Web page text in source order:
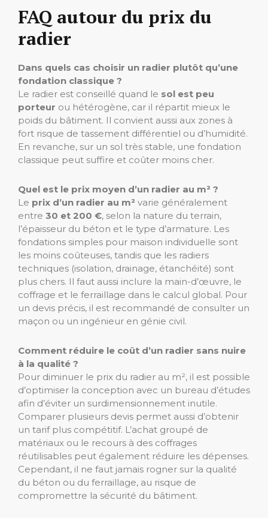
FAQ autour du prix du
radier
Dans quels cas choisir un radier plutôt qu’une
fondation classique ?
Le radier est conseillé quand le sol est peu
porteur ou hétérogène, car il répartit mieux le
poids du bâtiment. Il convient aussi aux zones à
fort risque de tassement différentiel ou d’humidité.
En revanche, sur un sol très stable, une fondation
classique peut suffire et coûter moins cher.
Quel est le prix moyen d’un radier au m² ?
Le prix d’un radier au m² varie généralement
entre 30 et 200 €, selon la nature du terrain,
l’épaisseur du béton et le type d’armature. Les
fondations simples pour maison individuelle sont
les moins coûteuses, tandis que les radiers
techniques (isolation, drainage, étanchéité) sont
plus chers. Il faut aussi inclure la main-d’œuvre, le
coffrage et le ferraillage dans le calcul global. Pour
un devis précis, il est recommandé de consulter un
maçon ou un ingénieur en génie civil.
Comment réduire le coût d’un radier sans nuire
à la qualité ?
Pour diminuer le prix du radier au m², il est possible
d’optimiser la conception avec un bureau d’études
afin d’éviter un surdimensionnement inutile.
Comparer plusieurs devis permet aussi d’obtenir
un tarif plus compétitif. L’achat groupé de
matériaux ou le recours à des coffrages
réutilisables peut également réduire les dépenses.
Cependant, il ne faut jamais rogner sur la qualité
du béton ou du ferraillage, au risque de
compromettre la sécurité du bâtiment.